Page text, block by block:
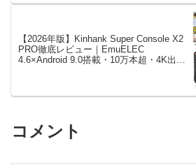
【2026年版】Kinhank Super Console X2
PRO徹底レビュー｜EmuELEC
4.6×Android 9.0搭載・10万本超・4K出力
コメント